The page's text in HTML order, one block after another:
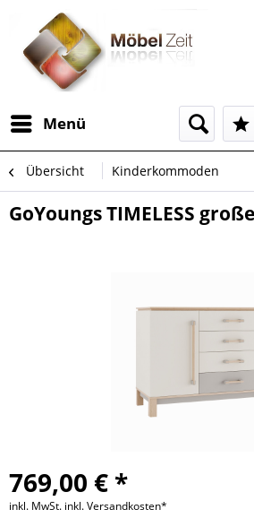
Menü
Übersicht Kinderkommoden
GoYoungs TIMELESS
769,00 € *
inkl. MwSt. inkl. Versandkosten*